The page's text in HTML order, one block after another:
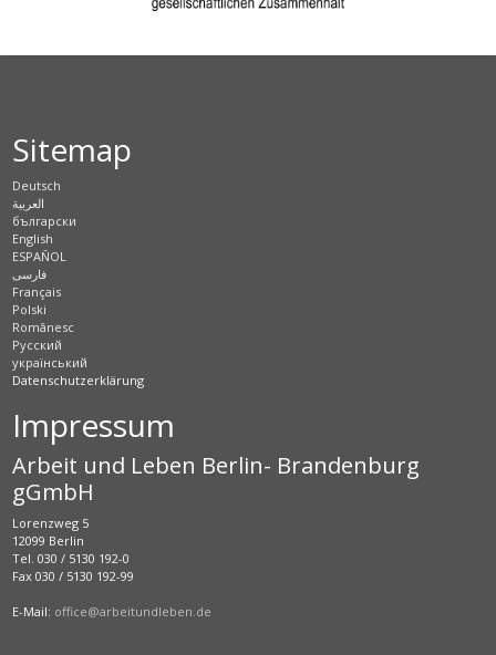
Sitemap
Deutsch
العربية
български
English
ESPAÑOL
فارسی
Français
Polski
Românesc
Pусский
український
Datenschutzerklärung
Impressum
Arbeit und Leben Berlin- Brandenburg
gGmbH
Lorenzweg 5
12099 Berlin
Tel. 030 / 5130 192-0
Fax 030 / 5130 192-99
E-Mail: office@arbeitundleben.de